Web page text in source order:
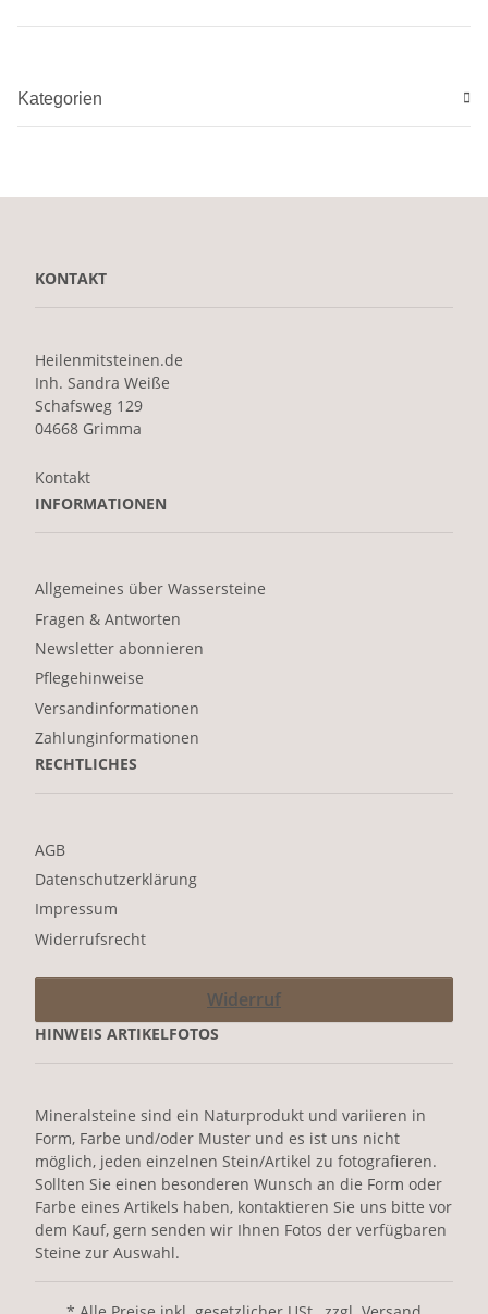
Kategorien
KONTAKT
Heilenmitsteinen.de
Inh. Sandra Weiße
Schafsweg 129
04668 Grimma
Kontakt
INFORMATIONEN
Allgemeines über Wassersteine
Fragen & Antworten
Newsletter abonnieren
Pflegehinweise
Versandinformationen
Zahlunginformationen
RECHTLICHES
AGB
Datenschutzerklärung
Impressum
Widerrufsrecht
Widerruf
HINWEIS ARTIKELFOTOS
Mineralsteine sind ein Naturprodukt und variieren in
Form, Farbe und/oder Muster und es ist uns nicht
möglich, jeden einzelnen Stein/Artikel zu fotografieren.
Sollten Sie einen besonderen Wunsch an die Form oder
Farbe eines Artikels haben, kontaktieren Sie uns bitte vor
dem Kauf, gern senden wir Ihnen Fotos der verfügbaren
Steine zur Auswahl.